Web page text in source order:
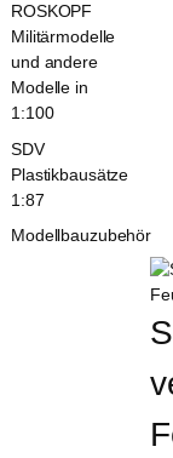
ROSKOPF
Militärmodelle
und andere
Modelle in
1:100
SDV
Plastikbausätze
1:87
Modellbauzubehör